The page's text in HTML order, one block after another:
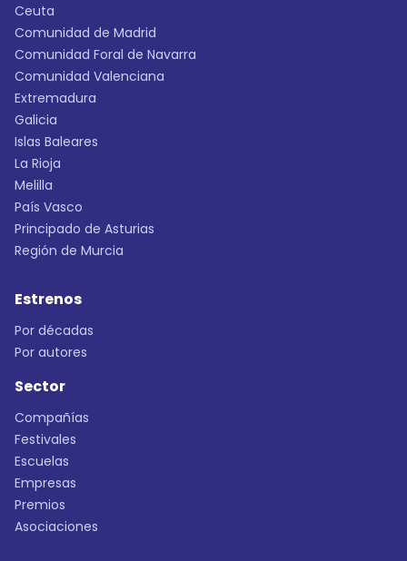
Ceuta
Comunidad de Madrid
Comunidad Foral de Navarra
Comunidad Valenciana
Extremadura
Galicia
Islas Baleares
La Rioja
Melilla
País Vasco
Principado de Asturias
Región de Murcia
Estrenos
Por décadas
Por autores
Sector
Compañías
Festivales
Escuelas
Empresas
Premios
Asociaciones